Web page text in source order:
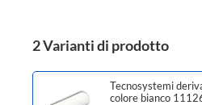
2 Varianti di prodotto
Tecnosystemi
colore bianco